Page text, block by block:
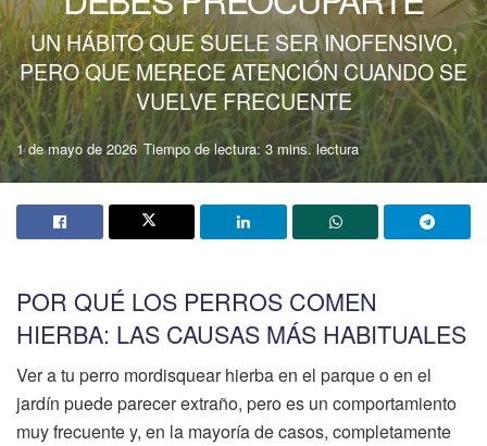
UN HÁBITO QUE SUELE SER INOFENSIVO,
PERO QUE MERECE ATENCIÓN CUANDO SE
VUELVE FRECUENTE
1 de mayo de 2026 Tiempo de lectura: 3 mins. lectura
POR QUÉ LOS PERROS COMEN
HIERBA: LAS CAUSAS MÁS HABITUALES
Ver a tu perro mordisquear hierba en el parque o en el
jardín puede parecer extraño, pero es un comportamiento
muy frecuente y, en la mayoría de casos, completamente